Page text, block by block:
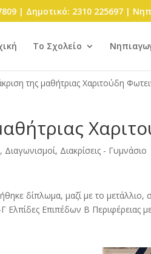
| Δημοτικό: 2310 225697 |
Το Σχολείο
της μαθήτριας Χαριτούδη
, Διαγωνισμοί, Διακρίσεις - Γυμνάσιο
δίπλωμα, μαζί με το
Ελπίδες Επιπέδων Β